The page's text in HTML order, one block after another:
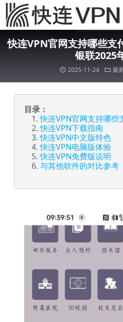
快连VPN官网支持哪些支
银联2025
2025-11-24 最
目录：
快连VPN官网支持哪些
快连VPN下载指南
快连VPN中文版特色
快连VPN电脑版体验
快连VPN免费版说明
与其他软件的对比参考